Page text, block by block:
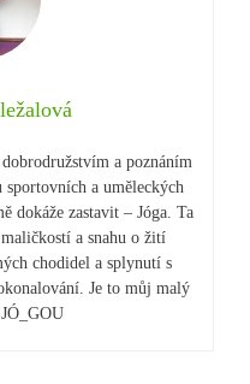
a poznáním
sportovních a uměleckých
dokáže zastavit – Jóga. Ta
a snahu o žití
chodidel a splynutí s
Je to můj malý